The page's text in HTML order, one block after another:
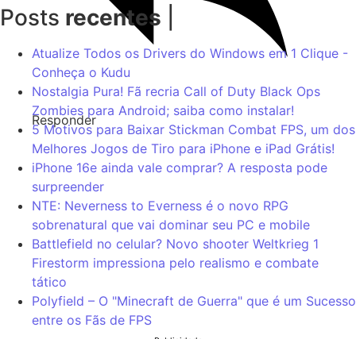
Responder
Posts recentes
Atualize Todos os Drivers do Windows em 1 Clique -
Conheça o Kudu
Nostalgia Pura! Fã recria Call of Duty Black Ops
Zombies para Android; saiba como instalar!
5 Motivos para Baixar Stickman Combat FPS, um dos
Melhores Jogos de Tiro para iPhone e iPad Grátis!
iPhone 16e ainda vale comprar? A resposta pode
surpreender
NTE: Neverness to Everness é o novo RPG
sobrenatural que vai dominar seu PC e mobile
Battlefield no celular? Novo shooter Weltkrieg 1
Firestorm impressiona pelo realismo e combate
tático
Polyfield – O "Minecraft de Guerra" que é um Sucesso
entre os Fãs de FPS